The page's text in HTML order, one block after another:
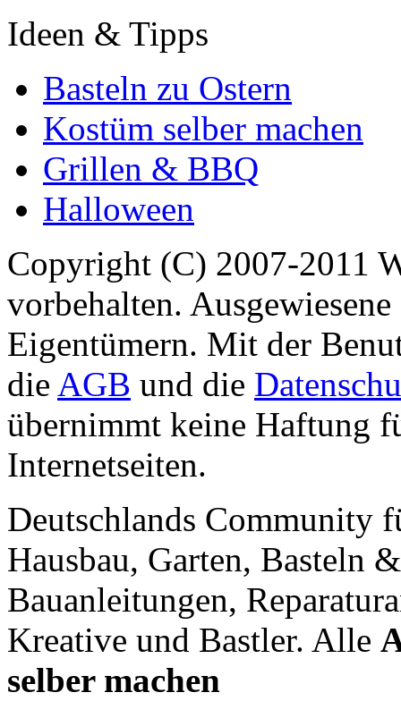
Ideen & Tipps
Basteln zu Ostern
Kostüm selber machen
Grillen & BBQ
Halloween
Copyright (C) 2007-2011
vorbehalten.
Eigentümern. Mit der
die AGB und die
übernimmt keine Haftung
Internetseiten.
Deutschlands Community
Hausbau, Garten, Basteln
Bauanleitungen,
Kreative und Bastler. Alle
selber machen